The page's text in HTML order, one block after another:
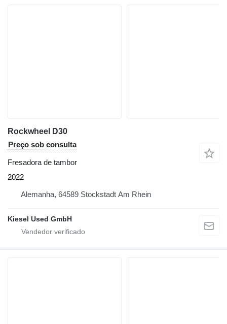
Rockwheel D30
Preço sob consulta
Fresadora de tambor
2022
Alemanha, 64589 Stockstadt Am Rhein
Kiesel Used GmbH